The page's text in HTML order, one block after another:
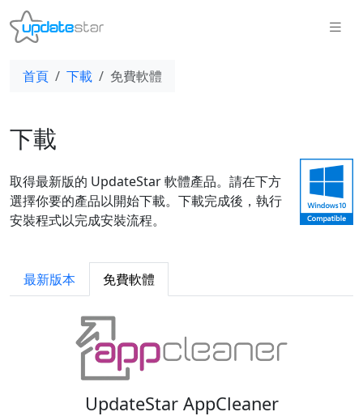
首頁 下載 免費軟體
下載
取得最新版的 UpdateStar 軟體產品。請在下方
選擇你要的產品以開始下載。下載完成後，執行
安裝程式以完成安裝流程。
最新版本 免費軟體
UpdateStar AppCleaner